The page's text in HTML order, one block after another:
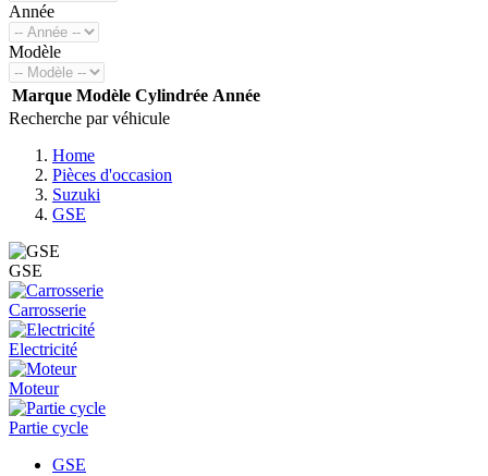
Année
Modèle
Marque Modèle Cylindrée Année
Recherche par véhicule
Home
Pièces d'occasion
Suzuki
GSE
GSE
Carrosserie
Electricité
Moteur
Partie cycle
GSE